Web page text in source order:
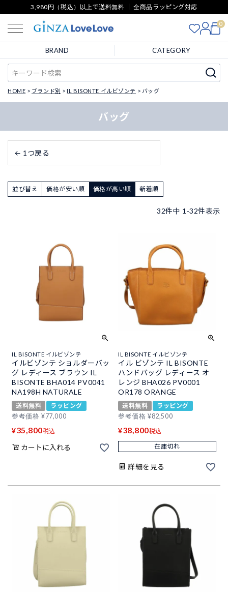
3,980円（税込）以上で送料無料 ｜ 全商品ラッピング対応
0
BRAND CATEGORY
HOME ブランド別 IL BISONTE イルビゾンテ バッグ
バッグ
← 1つ戻る
並び替え 価格が安い順 価格が高い順 新着順
32件中 1 -32件表示
IL BISONTE イルビゾンテ
イルビゾンテ ショルダーバッ
グ レディース ブラウン IL
BISONTE BHA014 PV0041
NA198H NATURALE
送料無料
ラッピング
参考価格 ¥77,000
¥35,800税込
カートに入れる
IL BISONTE イルビゾンテ
イル ビゾンテ IL BISONTE
ハンドバッグ レディース オ
レンジ BHA026 PV0001
OR178 ORANGE
送料無料
ラッピング
参考価格 ¥82,500
¥38,800税込
在庫切れ
詳細を見る